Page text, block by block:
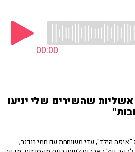
00:00
אשליות שהשירים שלי יניעו
הילד", עדי משוחחת עם חמי רודנר,